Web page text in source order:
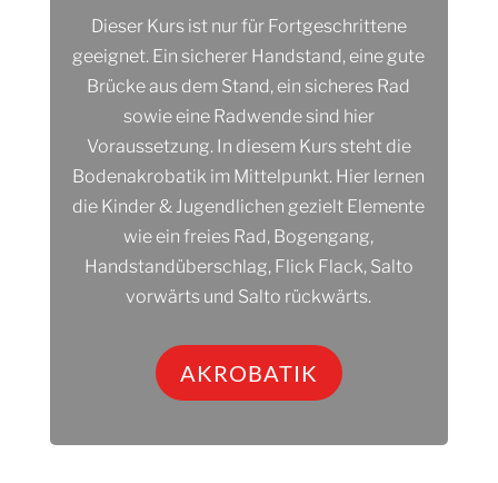
Dieser Kurs ist nur für Fortgeschrittene
geeignet. Ein sicherer Handstand, eine gute
Brücke aus dem Stand, ein sicheres Rad
sowie eine Radwende sind hier
Voraussetzung. In diesem Kurs steht die
Bodenakrobatik im Mittelpunkt. Hier lernen
die Kinder & Jugendlichen gezielt Elemente
wie ein freies Rad, Bogengang,
Handstandüberschlag, Flick Flack, Salto
vorwärts und Salto rückwärts.
AKROBATIK